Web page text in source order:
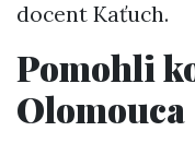
docent Kaťuch.
Pomohli
Olomouca